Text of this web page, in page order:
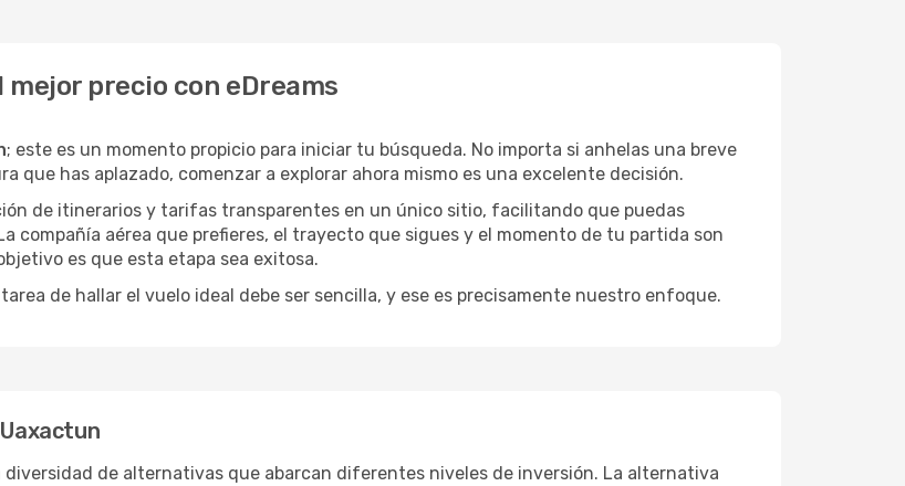
mejor precio con eDreams
; este es un momento propicio para iniciar tu búsqueda. No importa si anhelas una breve
que has aplazado, comenzar a explorar ahora mismo es una excelente decisión.
de itinerarios y tarifas transparentes en un único sitio, facilitando que puedas
compañía aérea que prefieres, el trayecto que sigues y el momento de tu partida son
es que esta etapa sea exitosa.
de hallar el vuelo ideal debe ser sencilla, y ese es precisamente nuestro enfoque.
diversidad de alternativas que abarcan diferentes niveles de inversión. La alternativa